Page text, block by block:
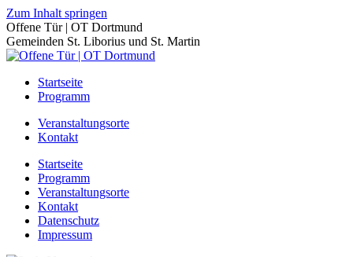
Zum Inhalt springen
Offene Tür | OT Dortmund
Gemeinden St. Liborius und St. Martin
Startseite
Programm
Veranstaltungsorte
Kontakt
Startseite
Programm
Veranstaltungsorte
Kontakt
Datenschutz
Impressum